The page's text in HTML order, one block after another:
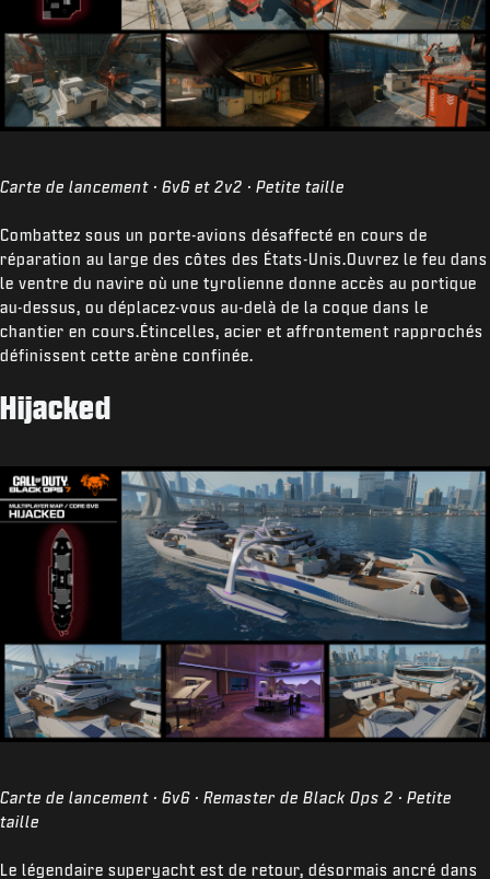
Carte de lancement · 6v6 et 2v2 · Petite taille
Combattez sous un porte-avions désaffecté en cours de
réparation au large des côtes des États-Unis.Ouvrez le feu dans
le ventre du navire où une tyrolienne donne accès au portique
au-dessus, ou déplacez-vous au-delà de la coque dans le
chantier en cours.Étincelles, acier et affrontement rapprochés
définissent cette arène confinée.
Hijacked
Carte de lancement · 6v6 · Remaster de Black Ops 2 · Petite
taille
Le légendaire superyacht est de retour, désormais ancré dans